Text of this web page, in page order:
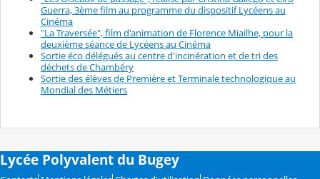
Guerra, 3ème film au programme du dispositif Lycéens au
Cinéma
"La Traversée", film d'animation de Florence Miailhe, pour la
deuxième séance de Lycéens au Cinéma
Sortie éco délégués au centre d'incinération et de tri des
déchets de Chambéry
Sortie des élèves de Première et Terminale technologique au
Mondial des Métiers
Lycée Polyvalent du Bugey